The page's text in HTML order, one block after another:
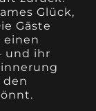
Glück,
Gäste
einen
und ihr
den